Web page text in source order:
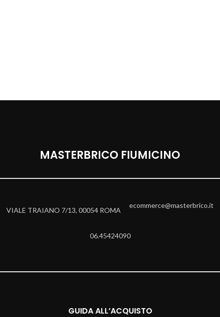
MASTERBRICO FIUMICINO
VIALE TRAIANO 7/13, 00054 ROMA
ecommerce@masterbrico.it
06.45424090
GUIDA ALL’ACQUISTO